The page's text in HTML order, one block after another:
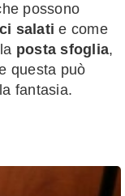
possono
salatie come
posta sfoglia,
questa può
fantasia.